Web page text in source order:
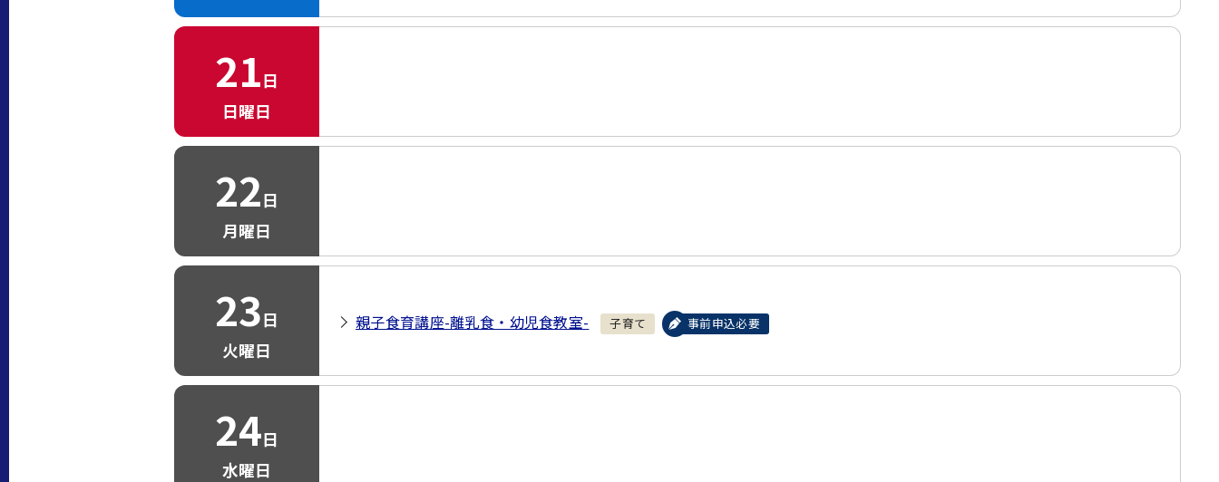
21日
日曜日
22日
月曜日
23日
火曜日
親子食育講座-離乳食・幼児食教室- 子育て 事前申込必要
24日
水曜日